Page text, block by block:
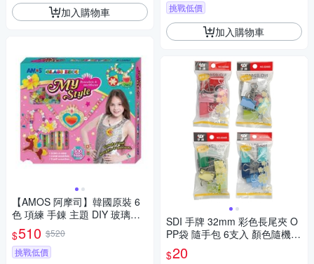
加入購物車
【AMOS 阿摩司】韓國原裝 6
色 項練 手錬 主題 DIY 玻璃彩
彩繪膠 / 組SD10P6-MSB
$510 $520
挑戰低價
挑戰低價
加入購物車
SDI 手牌 32mm 彩色長尾夾 O
PP袋 隨手包 6支入 顏色隨機 /
袋 0244D
$20